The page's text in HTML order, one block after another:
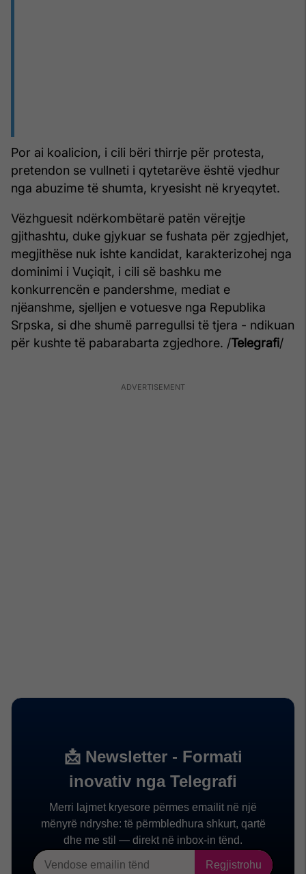
Por ai koalicion, i cili bëri thirrje për protesta,
pretendon se vullneti i qytetarëve është vjedhur
nga abuzime të shumta, kryesisht në kryeqytet.
Vëzhguesit ndërkombëtarë patën vërejtje
gjithashtu, duke gjykuar se fushata për zgjedhjet,
megjithëse nuk ishte kandidat, karakterizohej nga
dominimi i Vuçiqit, i cili së bashku me
konkurrencën e pandershme, mediat e
njëanshme, sjelljen e votuesve nga Republika
Srpska, si dhe shumë parregullsi të tjera - ndikuan
për kushte të pabarabarta zgjedhore. /Telegrafi/